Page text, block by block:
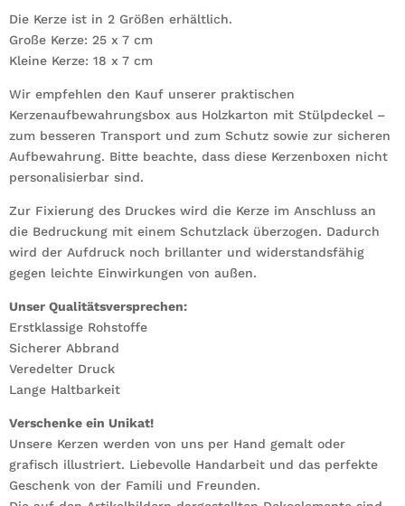
Die Kerze ist in 2 Größen erhältlich.
Große Kerze: 25 x 7 cm
Kleine Kerze: 18 x 7 cm
Wir empfehlen den Kauf unserer praktischen
Kerzenaufbewahrungsbox aus Holzkarton mit Stülpdeckel –
zum besseren Transport und zum Schutz sowie zur sicheren
Aufbewahrung. Bitte beachte, dass diese Kerzenboxen nicht
personalisierbar sind.
Zur Fixierung des Druckes wird die Kerze im Anschluss an
die Bedruckung mit einem Schutzlack überzogen. Dadurch
wird der Aufdruck noch brillanter und widerstandsfähig
gegen leichte Einwirkungen von außen.
Unser Qualitätsversprechen:
Erstklassige Rohstoffe
Sicherer Abbrand
Veredelter Druck
Lange Haltbarkeit
Verschenke ein Unikat!
Unsere Kerzen werden von uns per Hand gemalt oder
grafisch illustriert. Liebevolle Handarbeit und das perfekte
Geschenk von der Famili und Freunden.